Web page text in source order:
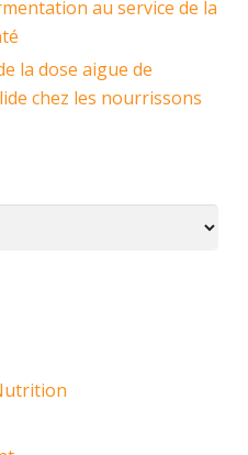
au service de la
la dose aigue de
chez les nourrissons